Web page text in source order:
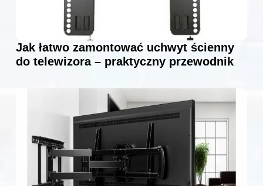
Jak łatwo zamontować uchwyt ścienny
do telewizora – praktyczny przewodnik